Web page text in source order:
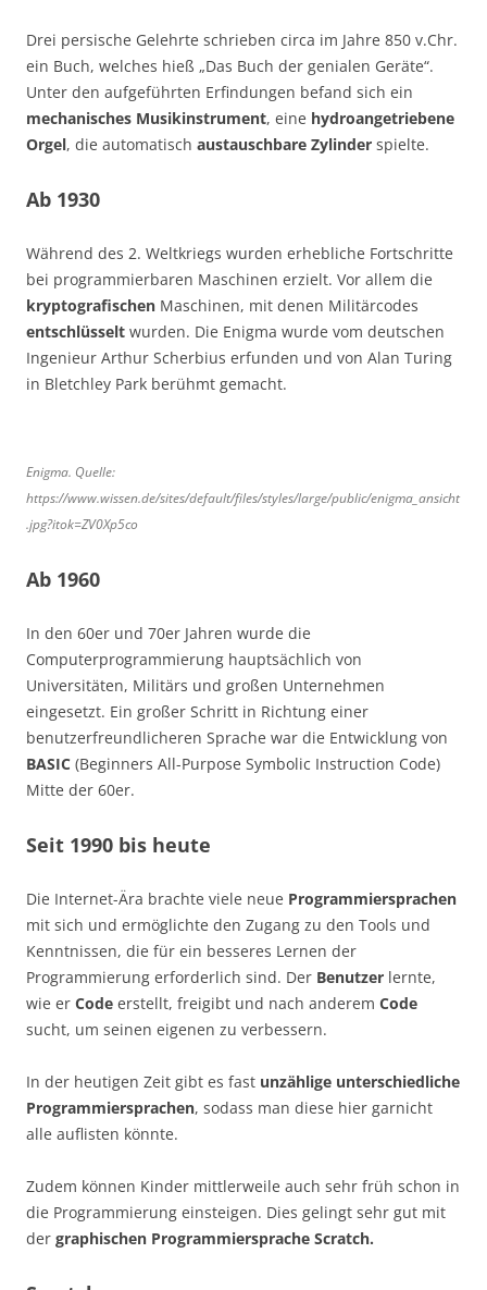
Drei persische Gelehrte schrieben circa im Jahre 850 v.Chr.
ein Buch, welches hieß „Das Buch der genialen Geräte“.
Unter den aufgeführten Erfindungen befand sich ein
mechanisches Musikinstrument, eine hydroangetriebene
Orgel, die automatisch austauschbare Zylinder spielte.
Ab 1930
Während des 2. Weltkriegs wurden erhebliche Fortschritte
bei programmierbaren Maschinen erzielt. Vor allem die
kryptografischen Maschinen, mit denen Militärcodes
entschlüsselt wurden. Die Enigma wurde vom deutschen
Ingenieur Arthur Scherbius erfunden und von Alan Turing
in Bletchley Park berühmt gemacht.
Enigma. Quelle:
https://www.wissen.de/sites/default/files/styles/large/public/enigma_ansicht
.jpg?itok=ZV0Xp5co
Ab 1960
In den 60er und 70er Jahren wurde die
Computerprogrammierung hauptsächlich von
Universitäten, Militärs und großen Unternehmen
eingesetzt. Ein großer Schritt in Richtung einer
benutzerfreundlicheren Sprache war die Entwicklung von
BASIC (Beginners All-Purpose Symbolic Instruction Code)
Mitte der 60er.
Seit 1990 bis heute
Die Internet-Ära brachte viele neue Programmiersprachen
mit sich und ermöglichte den Zugang zu den Tools und
Kenntnissen, die für ein besseres Lernen der
Programmierung erforderlich sind. Der Benutzer lernte,
wie er Code erstellt, freigibt und nach anderem Code
sucht, um seinen eigenen zu verbessern.
In der heutigen Zeit gibt es fast unzählige unterschiedliche
Programmiersprachen, sodass man diese hier garnicht
alle auflisten könnte.
Zudem können Kinder mittlerweile auch sehr früh schon in
die Programmierung einsteigen. Dies gelingt sehr gut mit
der graphischen Programmiersprache Scratch.